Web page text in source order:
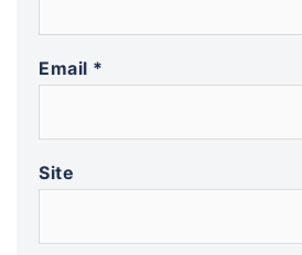
Email *
Site